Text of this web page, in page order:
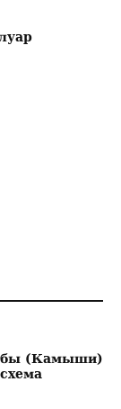
(Камыши)